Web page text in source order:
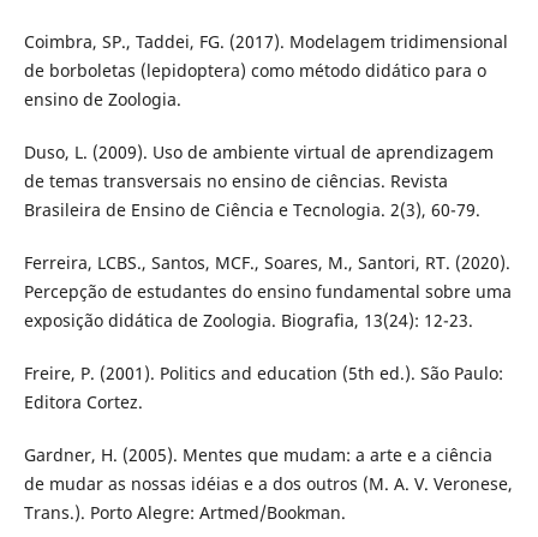
Coimbra, SP., Taddei, FG. (2017). Modelagem tridimensional
de borboletas (lepidoptera) como método didático para o
ensino de Zoologia.
Duso, L. (2009). Uso de ambiente virtual de aprendizagem
de temas transversais no ensino de ciências. Revista
Brasileira de Ensino de Ciência e Tecnologia. 2(3), 60-79.
Ferreira, LCBS., Santos, MCF., Soares, M., Santori, RT. (2020).
Percepção de estudantes do ensino fundamental sobre uma
exposição didática de Zoologia. Biografia, 13(24): 12-23.
Freire, P. (2001). Politics and education (5th ed.). São Paulo:
Editora Cortez.
Gardner, H. (2005). Mentes que mudam: a arte e a ciência
de mudar as nossas idéias e a dos outros (M. A. V. Veronese,
Trans.). Porto Alegre: Artmed/Bookman.